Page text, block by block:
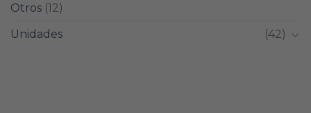
Otros (12)
Unidades
(42)